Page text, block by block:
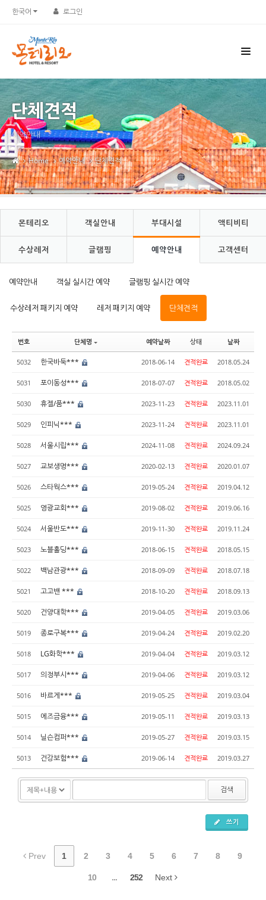
한국어 로그인
단체견적
예약안내
Home 예약안내 단체견적
몬테리오 객실안내 부대시설 액티비티
수상레저 글램핑 예약안내 고객센터
예약안내 객실 실시간 예약 글램핑 실시간 예약
수상레저 패키지 예약 레저 패키지 예약 단체견적
번호 단체명 예약날짜 상태 날짜
5032 한국바둑*** 2018-06-14 견적완료 2018.05.24
5031 포이동성*** 2018-07-07 견적완료 2018.05.02
5030 휴젤/품*** 2023-11-23 견적완료 2023.11.01
5029 인피닉*** 2023-11-24 견적완료 2023.11.01
5028 서울시립*** 2024-11-08 견적완료 2024.09.24
5027 교보생명*** 2020-02-13 견적완료 2020.01.07
5026 스타웍스*** 2019-05-24 견적완료 2019.04.12
5025 영광교회*** 2019-08-02 견적완료 2019.06.16
5024 서울반도*** 2019-11-30 견적완료 2019.11.24
5023 노블홀딩*** 2018-06-15 견적완료 2018.05.15
5022 백남관광*** 2018-09-09 견적완료 2018.07.18
5021 고고밴 *** 2018-10-20 견적완료 2018.09.13
5020 건양대학*** 2019-04-05 견적완료 2019.03.06
5019 종로구복*** 2019-04-24 견적완료 2019.02.20
5018 LG화학*** 2019-04-04 견적완료 2019.03.12
5017 의정부시*** 2019-04-06 견적완료 2019.03.12
5016 바르게*** 2019-05-25 견적완료 2019.03.04
5015 에즈금융*** 2019-05-11 견적완료 2019.03.13
5014 닐슨컴퍼*** 2019-05-27 견적완료 2019.03.15
5013 건강보험*** 2019-06-14 견적완료 2019.03.27
검색
쓰기
Prev 1 2 3 4 5 6 7 8 9
10 ... 252 Next
Sketchbook5, 스케치북5